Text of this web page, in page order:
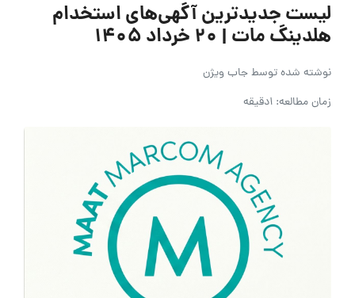
لیست جدیدترین آگهی‌های استخدام
هلدینگ مات | ۲۰ خرداد ۱۴۰۵
نوشته شده توسطجاب ویژن
زمان مطالعه: 1دقیقه